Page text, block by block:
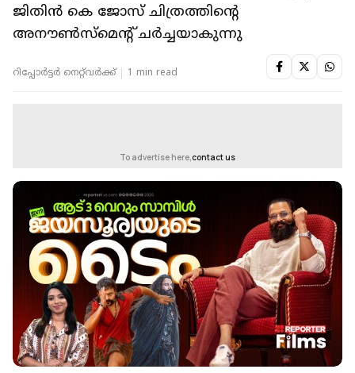
ജിതിൻ കെ ജോസ് ചിത്രത്തിന്റെ
അനൗൺസ്‌മെന്റ് ചർച്ചയാകുന്നു
റിപ്പോർട്ടർ നെറ്റ്‌വര്‍ക്ക്‌ 1 min read
To advertise here, contact us